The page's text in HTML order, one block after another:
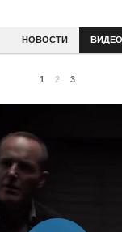
НОВОСТИ ВИДЕО
1 2 3